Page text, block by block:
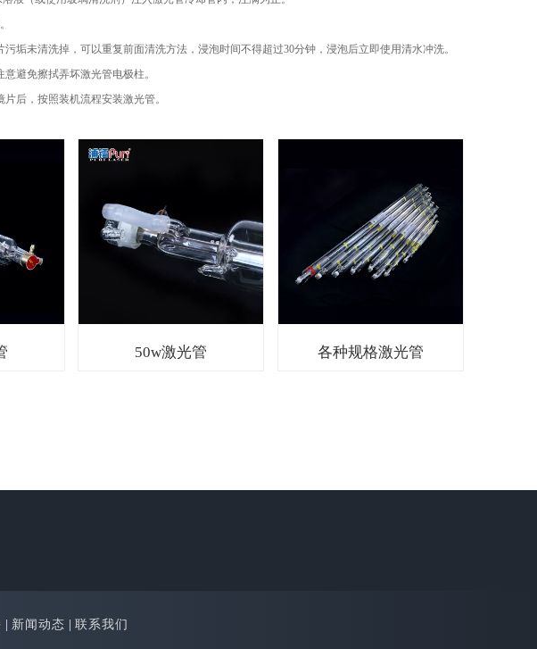
垢未清洗掉，可以重复前面清洗方法，浸泡时间不得超过30分钟，浸泡后立即使用清水冲洗。
避免擦拭弄坏激光管电极柱。
后，按照装机流程安装激光管。
50w激光管 各种规格激光管
新闻动态 联系我们